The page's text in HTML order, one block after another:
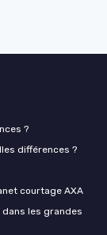
?
différences ?
courtage AXA
les grandes